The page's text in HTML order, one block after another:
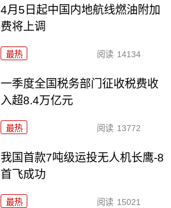
4月5日起中国内地航线燃油附加
费将上调
最热 阅读 14134
一季度全国税务部门征收税费收
入超8.4万亿元
最热 阅读 13772
我国首款7吨级运投无人机长鹰-8
首飞成功
最热 阅读 15021